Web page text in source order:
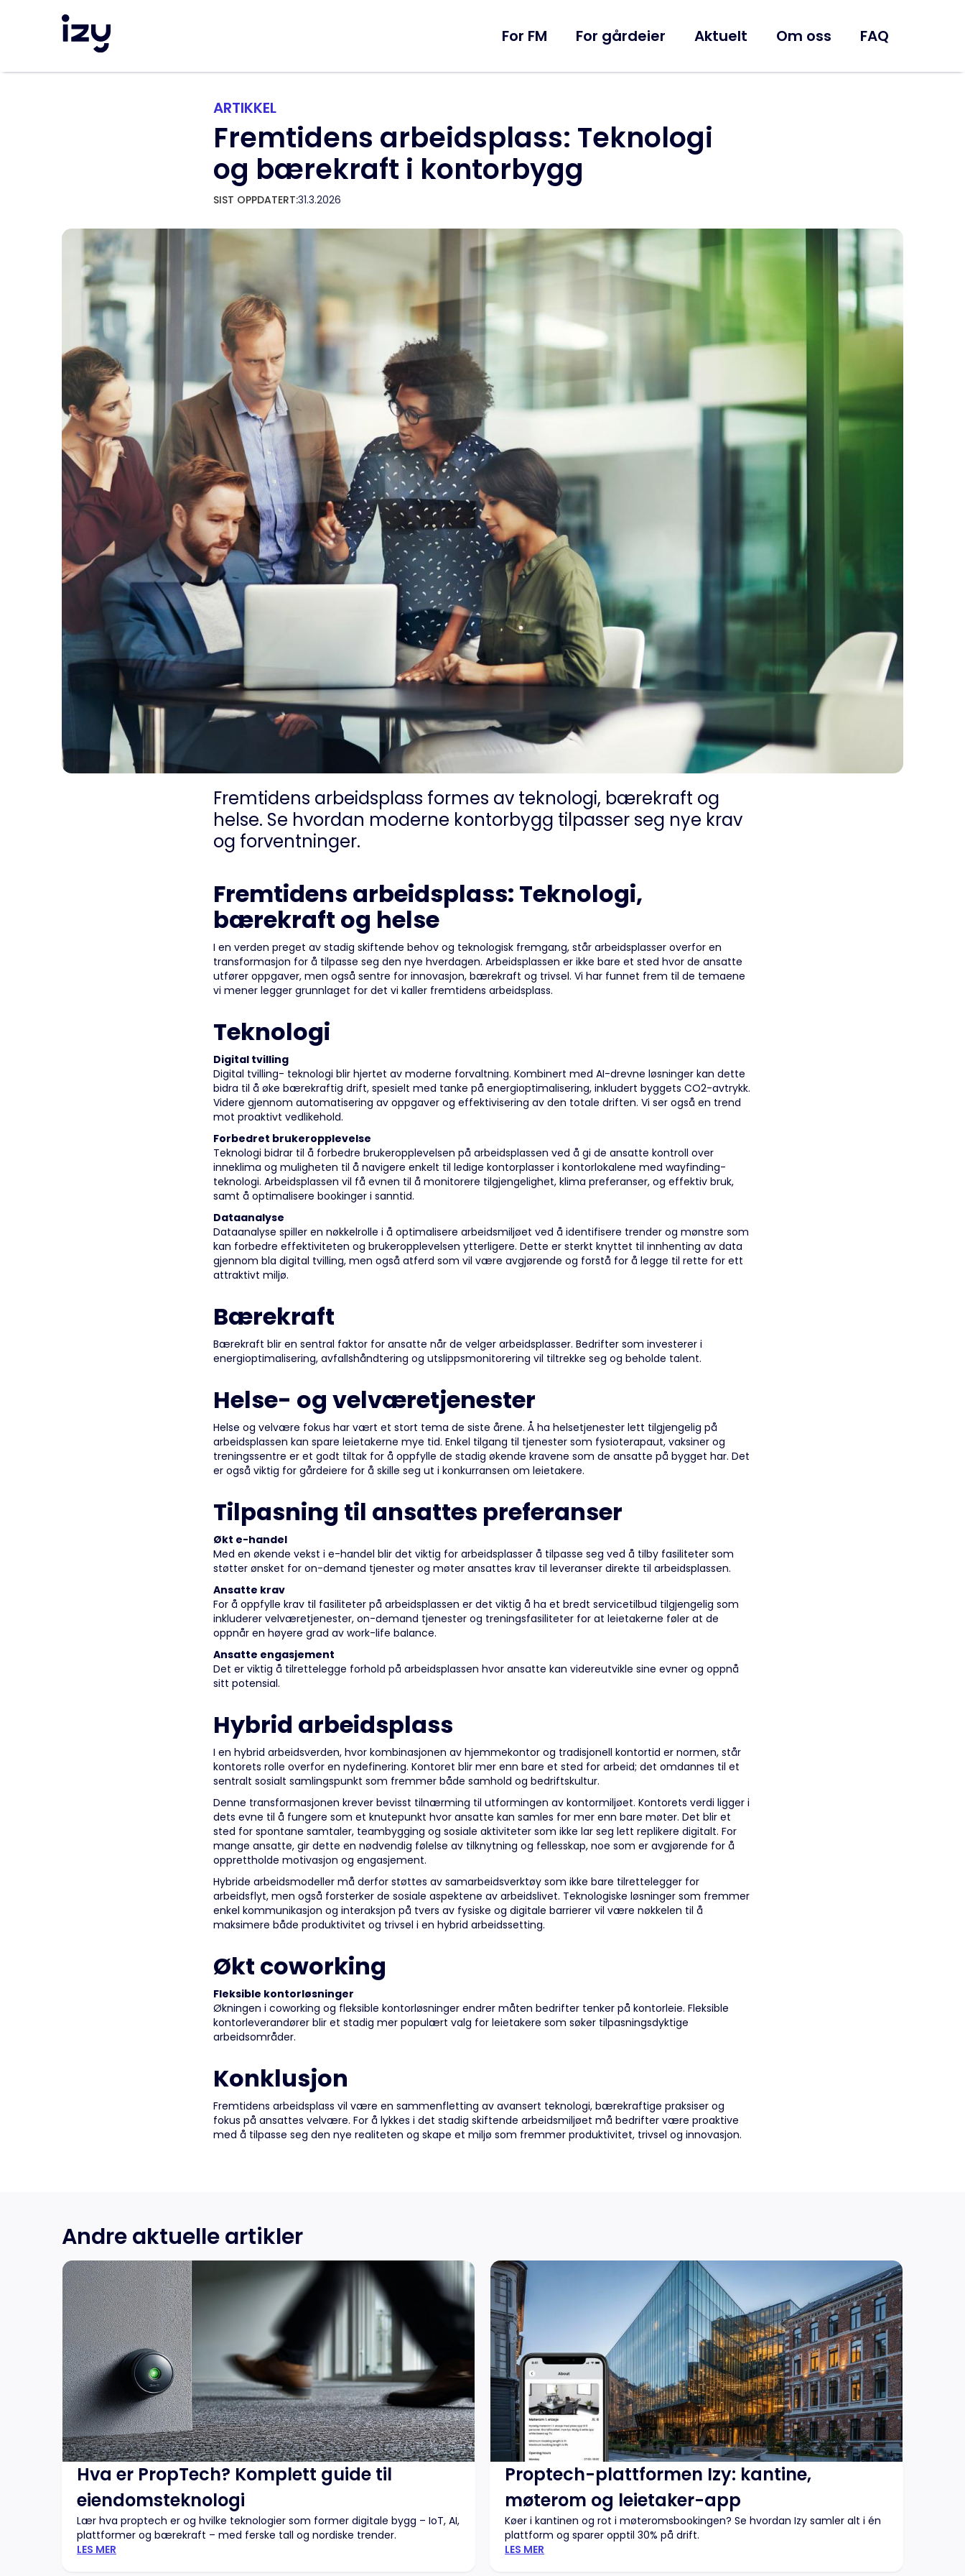
For FM For gårdeier Aktuelt Om oss FAQ
ARTIKKEL
Fremtidens arbeidsplass: Teknologi
og bærekraft i kontorbygg
SIST OPPDATERT:31.3.2026
Fremtidens arbeidsplass formes av teknologi, bærekraft og
helse. Se hvordan moderne kontorbygg tilpasser seg nye krav
og forventninger.
Fremtidens arbeidsplass: Teknologi,
bærekraft og helse
I en verden preget av stadig skiftende behov og teknologisk fremgang, står arbeidsplasser overfor en
transformasjon for å tilpasse seg den nye hverdagen. Arbeidsplassen er ikke bare et sted hvor de ansatte
utfører oppgaver, men også sentre for innovasjon, bærekraft og trivsel. Vi har funnet frem til de temaene
vi mener legger grunnlaget for det vi kaller fremtidens arbeidsplass.
Teknologi
Digital tvilling
Digital tvilling- teknologi blir hjertet av moderne forvaltning. Kombinert med AI-drevne løsninger kan dette
bidra til å øke bærekraftig drift, spesielt med tanke på energioptimalisering, inkludert byggets CO2-avtrykk.
Videre gjennom automatisering av oppgaver og effektivisering av den totale driften. Vi ser også en trend
mot proaktivt vedlikehold.
Forbedret brukeropplevelse
Teknologi bidrar til å forbedre brukeropplevelsen på arbeidsplassen ved å gi de ansatte kontroll over
inneklima og muligheten til å navigere enkelt til ledige kontorplasser i kontorlokalene med wayfinding-
teknologi. Arbeidsplassen vil få evnen til å monitorere tilgjengelighet, klima preferanser, og effektiv bruk,
samt å optimalisere bookinger i sanntid.
Dataanalyse
Dataanalyse spiller en nøkkelrolle i å optimalisere arbeidsmiljøet ved å identifisere trender og mønstre som
kan forbedre effektiviteten og brukeropplevelsen ytterligere. Dette er sterkt knyttet til innhenting av data
gjennom bla digital tvilling, men også atferd som vil være avgjørende og forstå for å legge til rette for ett
attraktivt miljø.
Bærekraft
Bærekraft blir en sentral faktor for ansatte når de velger arbeidsplasser. Bedrifter som investerer i
energioptimalisering, avfallshåndtering og utslippsmonitorering vil tiltrekke seg og beholde talent.
Helse- og velværetjenester
Helse og velvære fokus har vært et stort tema de siste årene. Å ha helsetjenester lett tilgjengelig på
arbeidsplassen kan spare leietakerne mye tid. Enkel tilgang til tjenester som fysioterapaut, vaksiner og
treningssentre er et godt tiltak for å oppfylle de stadig økende kravene som de ansatte på bygget har. Det
er også viktig for gårdeiere for å skille seg ut i konkurransen om leietakere.
Tilpasning til ansattes preferanser
Økt e-handel
Med en økende vekst i e-handel blir det viktig for arbeidsplasser å tilpasse seg ved å tilby fasiliteter som
støtter ønsket for on-demand tjenester og møter ansattes krav til leveranser direkte til arbeidsplassen.
Ansatte krav
For å oppfylle krav til fasiliteter på arbeidsplassen er det viktig å ha et bredt servicetilbud tilgjengelig som
inkluderer velværetjenester, on-demand tjenester og treningsfasiliteter for at leietakerne føler at de
oppnår en høyere grad av work-life balance.
Ansatte engasjement
Det er viktig å tilrettelegge forhold på arbeidsplassen hvor ansatte kan videreutvikle sine evner og oppnå
sitt potensial.
Hybrid arbeidsplass
I en hybrid arbeidsverden, hvor kombinasjonen av hjemmekontor og tradisjonell kontortid er normen, står
kontorets rolle overfor en nydefinering. Kontoret blir mer enn bare et sted for arbeid; det omdannes til et
sentralt sosialt samlingspunkt som fremmer både samhold og bedriftskultur.
Denne transformasjonen krever bevisst tilnærming til utformingen av kontormiljøet. Kontorets verdi ligger i
dets evne til å fungere som et knutepunkt hvor ansatte kan samles for mer enn bare møter. Det blir et
sted for spontane samtaler, teambygging og sosiale aktiviteter som ikke lar seg lett replikere digitalt. For
mange ansatte, gir dette en nødvendig følelse av tilknytning og fellesskap, noe som er avgjørende for å
opprettholde motivasjon og engasjement.
Hybride arbeidsmodeller må derfor støttes av samarbeidsverktøy som ikke bare tilrettelegger for
arbeidsflyt, men også forsterker de sosiale aspektene av arbeidslivet. Teknologiske løsninger som fremmer
enkel kommunikasjon og interaksjon på tvers av fysiske og digitale barrierer vil være nøkkelen til å
maksimere både produktivitet og trivsel i en hybrid arbeidssetting.
Økt coworking
Fleksible kontorløsninger
Økningen i coworking og fleksible kontorløsninger endrer måten bedrifter tenker på kontorleie. Fleksible
kontorleverandører blir et stadig mer populært valg for leietakere som søker tilpasningsdyktige
arbeidsområder.
Konklusjon
Fremtidens arbeidsplass vil være en sammenfletting av avansert teknologi, bærekraftige praksiser og
fokus på ansattes velvære. For å lykkes i det stadig skiftende arbeidsmiljøet må bedrifter være proaktive
med å tilpasse seg den nye realiteten og skape et miljø som fremmer produktivitet, trivsel og innovasjon.
Andre aktuelle artikler
Hva er PropTech? Komplett guide til
eiendomsteknologi
Lær hva proptech er og hvilke teknologier som former digitale bygg – IoT, AI,
plattformer og bærekraft – med ferske tall og nordiske trender.
LES MER
Proptech-plattformen Izy: kantine,
møterom og leietaker-app
Køer i kantinen og rot i møteromsbookingen? Se hvordan Izy samler alt i én
plattform og sparer opptil 30% på drift.
LES MER